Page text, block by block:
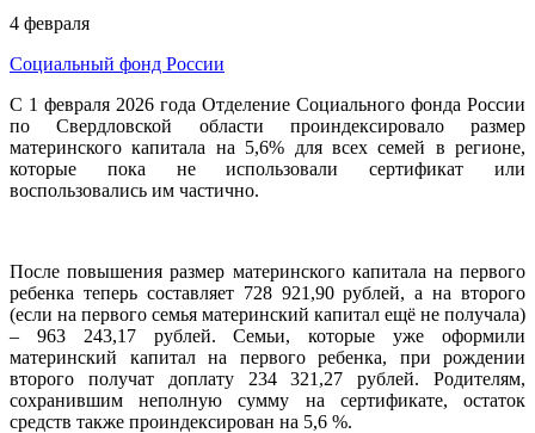
4 февраля
Социальный фонд России
С 1 февраля 2026 года Отделение Социального фонда России
по Свердловской области проиндексировало размер
материнского капитала на 5,6% для всех семей в регионе,
которые пока не использовали сертификат или
воспользовались им частично.
После повышения размер материнского капитала на первого
ребенка теперь составляет 728 921,90 рублей, а на второго
(если на первого семья материнский капитал ещё не получала)
– 963 243,17 рублей. Семьи, которые уже оформили
материнский капитал на первого ребенка, при рождении
второго получат доплату 234 321,27 рублей. Родителям,
сохранившим неполную сумму на сертификате, остаток
средств также проиндексирован на 5,6 %.